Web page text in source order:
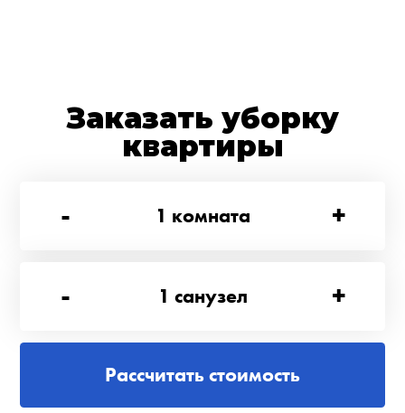
Заказать уборку
квартиры
-
1 комната +
- 1 санузел +
Рассчитать стоимость